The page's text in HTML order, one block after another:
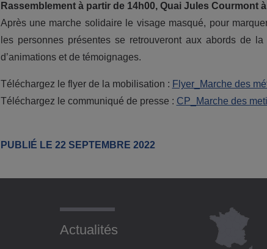
Rassemblement à partir de 14h00, Quai Jules Courmont
Après une marche solidaire le visage masqué, pour
les personnes présentes se retrouveront aux abords de
d’animations et de témoignages.
Téléchargez le flyer de la mobilisation : Flyer_Marche des
Téléchargez le communiqué de presse : CP_Marche des
PUBLIÉ LE 22 SEPTEMBRE 2022
Actualités